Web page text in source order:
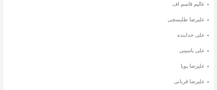
عالیم قاسم اف
علیرضا طلیسچی
علی خدابنده
علی یاسینی
علیرضا پویا
علیرضا قربانی